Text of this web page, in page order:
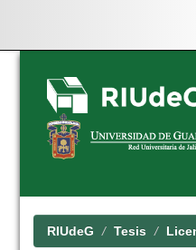
Skip
navigation
RIUdeG Tesis